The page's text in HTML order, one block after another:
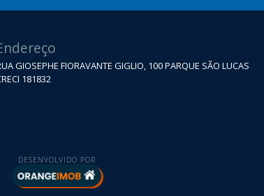
GIOSEPHE FIORAVANTE GIGLIO, 100 PARQUE SÃO LUCAS
181832
DESENVOLVIDO POR